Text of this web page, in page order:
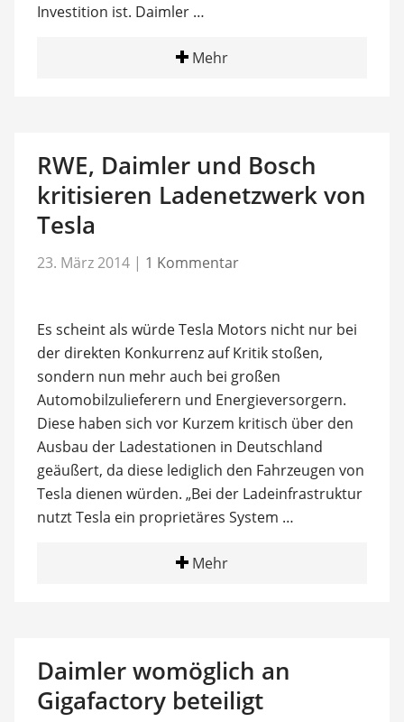
Investition ist. Daimler …
Mehr
RWE, Daimler und Bosch
kritisieren Ladenetzwerk von
Tesla
23. März 2014 | 1 Kommentar
Es scheint als würde Tesla Motors nicht nur bei
der direkten Konkurrenz auf Kritik stoßen,
sondern nun mehr auch bei großen
Automobilzulieferern und Energieversorgern.
Diese haben sich vor Kurzem kritisch über den
Ausbau der Ladestationen in Deutschland
geäußert, da diese lediglich den Fahrzeugen von
Tesla dienen würden. „Bei der Ladeinfrastruktur
nutzt Tesla ein proprietäres System …
Mehr
Daimler womöglich an
Gigafactory beteiligt